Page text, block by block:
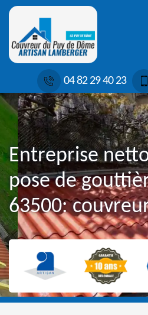
04 82 29 40 23
Entreprise
pose de
63500: